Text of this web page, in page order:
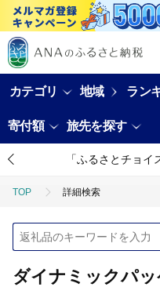
カテゴリ 地域 ラン
寄付額 旅先を探す
「ふるさとチョ
TOP 詳細検索
ダイナミックパ